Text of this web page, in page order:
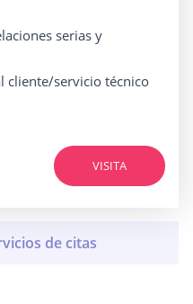
serias y
cliente/servicio técnico
VISITA